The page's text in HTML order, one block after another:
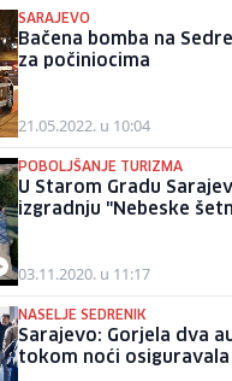
SARAJEVO
Bačena bomba na
za počiniocima
21.05.2022. u 10:04
POBOLJŠANJE TURIZMA
U Starom Gradu
izgradnju "Nebeske
03.11.2020. u 11:17
NASELJE SEDRENIK
Sarajevo: Gorjela dva
tokom noći